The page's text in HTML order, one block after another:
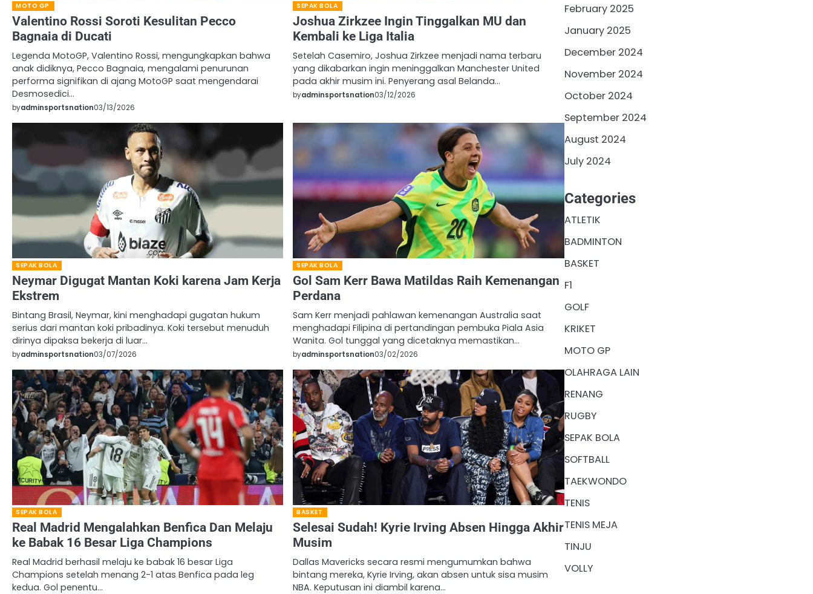
MOTO GP
Valentino Rossi Soroti Kesulitan Pecco
Bagnaia di Ducati
Legenda MotoGP, Valentino Rossi, mengungkapkan bahwa
anak didiknya, Pecco Bagnaia, mengalami penurunan
performa signifikan di ajang MotoGP saat mengendarai
Desmosedici…
byadminsportsnation03/13/2026
SEPAK BOLA
Joshua Zirkzee Ingin Tinggalkan MU dan
Kembali ke Liga Italia
Setelah Casemiro, Joshua Zirkzee menjadi nama terbaru
yang dikabarkan ingin meninggalkan Manchester United
pada akhir musim ini. Penyerang asal Belanda…
byadminsportsnation03/12/2026
SEPAK BOLA
Neymar Digugat Mantan Koki karena Jam Kerja
Ekstrem
Bintang Brasil, Neymar, kini menghadapi gugatan hukum
serius dari mantan koki pribadinya. Koki tersebut menuduh
dirinya dipaksa bekerja di luar…
byadminsportsnation03/07/2026
SEPAK BOLA
Gol Sam Kerr Bawa Matildas Raih Kemenangan
Perdana
Sam Kerr menjadi pahlawan kemenangan Australia saat
menghadapi Filipina di pertandingan pembuka Piala Asia
Wanita. Gol tunggal yang dicetaknya memastikan…
byadminsportsnation03/02/2026
SEPAK BOLA
Real Madrid Mengalahkan Benfica Dan Melaju
ke Babak 16 Besar Liga Champions
Real Madrid berhasil melaju ke babak 16 besar Liga
Champions setelah menang 2-1 atas Benfica pada leg
kedua. Gol penentu…
BASKET
Selesai Sudah! Kyrie Irving Absen Hingga Akhir
Musim
Dallas Mavericks secara resmi mengumumkan bahwa
bintang mereka, Kyrie Irving, akan absen untuk sisa musim
NBA. Keputusan ini diambil karena…
February 2025
January 2025
December 2024
November 2024
October 2024
September 2024
August 2024
July 2024
Categories
ATLETIK
BADMINTON
BASKET
F1
GOLF
KRIKET
MOTO GP
OLAHRAGA LAIN
RENANG
RUGBY
SEPAK BOLA
SOFTBALL
TAEKWONDO
TENIS
TENIS MEJA
TINJU
VOLLY